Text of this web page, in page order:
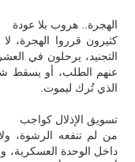
الهجرة.. هروب بلا عودة
كثيرون قرروا
التجنيد، يرحلون في
عنهم الطلب، أو يسقط
الذي تُرك ليموت.
تسويق الإذلال كواجب
من لم تنفعه الرشوة، ولا
داخل الوحدة العسكرية،